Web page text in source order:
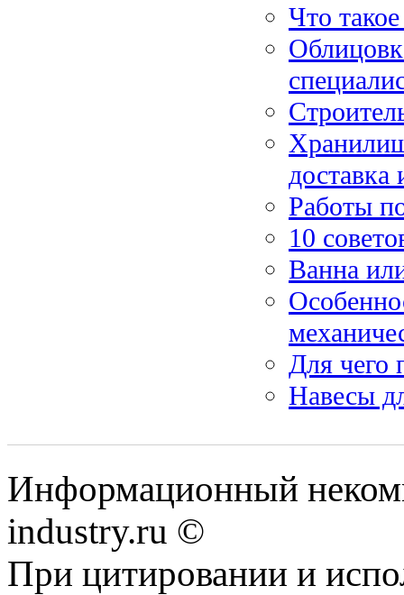
Что
Работы
10
Ванна
Для чего
Навесы
Информационный
industry.ru ©
При цитировании и